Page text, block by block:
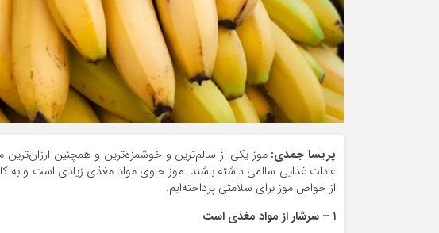
پریسا جمدی:موز یکی از سالم‌ترین و خوشمزه‌ترین و همچنین
از خواص موز برای سلامتی پرداخته‌ایم.
۱ –
سرشار از مواد مغذی است